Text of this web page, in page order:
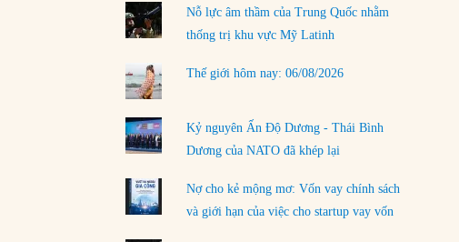
LOAD MORE
Nỗ lực âm thầm của Trung Quốc nhằm
thống trị khu vực Mỹ Latinh
Thế giới hôm nay: 06/08/2026
Kỷ nguyên Ấn Độ Dương - Thái Bình
Dương của NATO đã khép lại
Nợ cho kẻ mộng mơ: Vốn vay chính sách
và giới hạn của việc cho startup vay vốn